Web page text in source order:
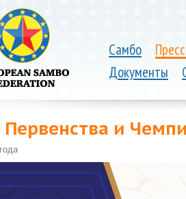
Самбо
Документы
и